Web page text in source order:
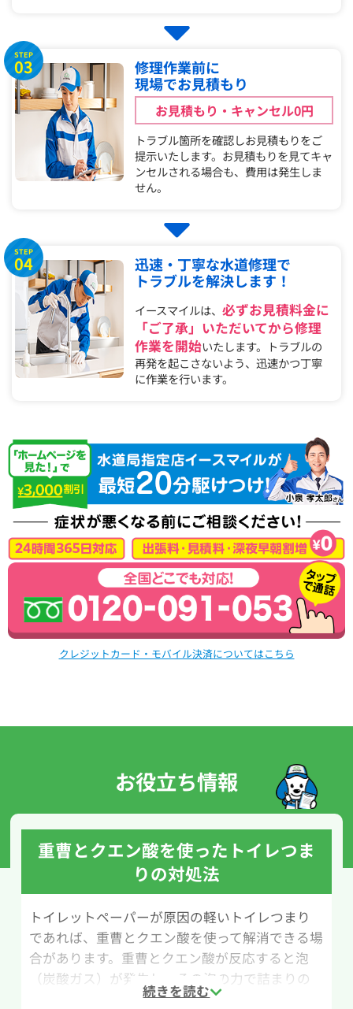
STEP
03
修理作業前に
現場でお見積もり
お見積もり・キャンセル0円
トラブル箇所を確認しお見積もりをご
提示いたします。お見積もりを見てキャ
ンセルされる場合も、費用は発生しま
せん。
STEP
04
迅速・丁寧な水道修理で
トラブルを解決します！
イースマイルは、必ずお見積料金に
「ご了承」いただいてから修理
作業を開始いたします。トラブルの
再発を起こさないよう、迅速かつ丁寧
に作業を行います。
クレジットカード・モバイル決済についてはこちら
お役立ち情報
重曹とクエン酸を使ったトイレつま
りの対処法
トイレットペーパーが原因の軽いトイレつまり
であれば、重曹とクエン酸を使って解消できる場
合があります。重曹とクエン酸が反応すると泡
（炭酸ガス）が発生し、その泡の力で詰まりの
原因をほぐして流れやすくする方法です。